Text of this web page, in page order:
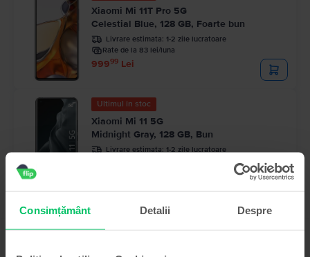
Consimțământ Detalii Despre
Xiaomi Mi 11T Pro 5G
Celestial Blue, 128 GB, Foarte bun
Livrare estimata: 1-2 zile lucratoare
Rate de la 83 lei/luna
99999 Lei
Ultimul în stoc
Xiaomi Mi 11 5G
Midnight Gray, 128 GB, Bun
Livrare estimata: 1-2 zile lucratoare